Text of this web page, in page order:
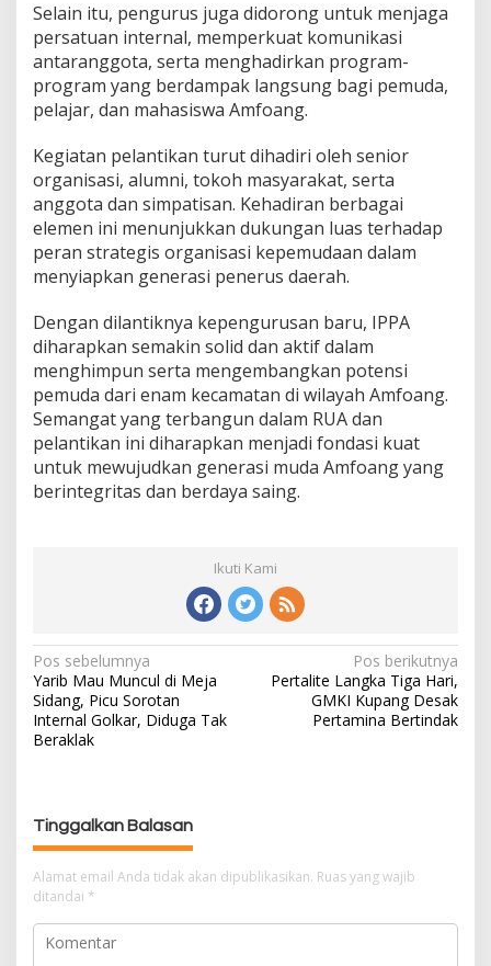
Selain itu, pengurus juga didorong untuk menjaga
persatuan internal, memperkuat komunikasi
antaranggota, serta menghadirkan program-
program yang berdampak langsung bagi pemuda,
pelajar, dan mahasiswa Amfoang.
Kegiatan pelantikan turut dihadiri oleh senior
organisasi, alumni, tokoh masyarakat, serta
anggota dan simpatisan. Kehadiran berbagai
elemen ini menunjukkan dukungan luas terhadap
peran strategis organisasi kepemudaan dalam
menyiapkan generasi penerus daerah.
Dengan dilantiknya kepengurusan baru, IPPA
diharapkan semakin solid dan aktif dalam
menghimpun serta mengembangkan potensi
pemuda dari enam kecamatan di wilayah Amfoang.
Semangat yang terbangun dalam RUA dan
pelantikan ini diharapkan menjadi fondasi kuat
untuk mewujudkan generasi muda Amfoang yang
berintegritas dan berdaya saing.
Ikuti Kami
N
a
v
i
p
o
s
Pos sebelumnya
Yarib Mau Muncul di Meja
Sidang, Picu Sorotan
Internal Golkar, Diduga Tak
Beraklak
Pos berikutnya
Pertalite Langka Tiga Hari,
GMKI Kupang Desak
Pertamina Bertindak
Tinggalkan Balasan
Alamat email Anda tidak akan dipublikasikan. Ruas yang wajib
ditandai *